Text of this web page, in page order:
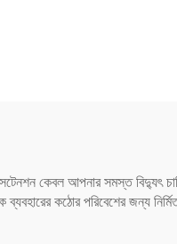
কেবল আপনার সমস্ত বিদ্যুৎ
কঠোর পরিবেশের জন্য